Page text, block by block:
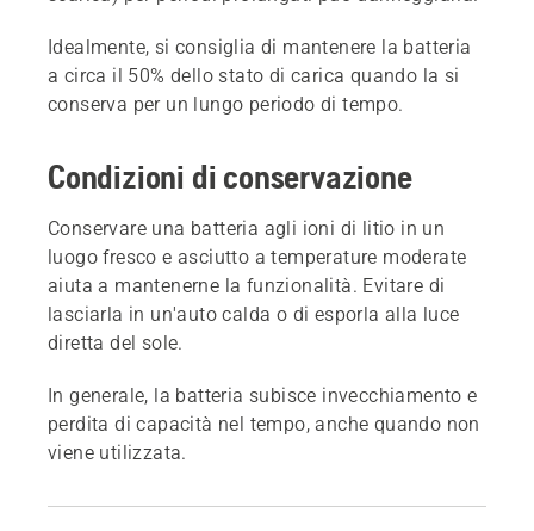
Idealmente, si consiglia di mantenere la batteria
a circa il 50% dello stato di carica quando la si
conserva per un lungo periodo di tempo.
Condizioni di conservazione
Conservare una batteria agli ioni di litio in un
luogo fresco e asciutto a temperature moderate
aiuta a mantenerne la funzionalità. Evitare di
lasciarla in un'auto calda o di esporla alla luce
diretta del sole.
In generale, la batteria subisce invecchiamento e
perdita di capacità nel tempo, anche quando non
viene utilizzata.